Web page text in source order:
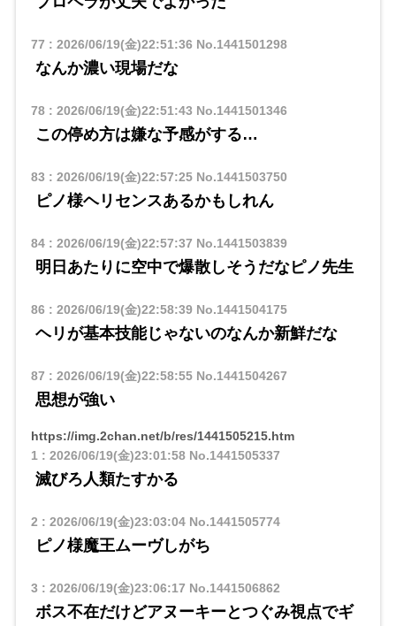
77 : 2026/06/19(金)22:51:36 No.1441501298
なんか濃い現場だな
78: 2026/06/19(金)22:51:43 No.1441501346
この停め方は嫌な予感がする…
83 : 2026/06/19(金)22:57:25No.1441503750
ピノ様ヘリセンスあるかもしれん
84: 2026/06/19(金)22:57:37 No.1441503839
明日あたりに空中で爆散しそうだなピノ先生
86 : 2026/06/19(金)22:58:39No.1441504175
ヘリが基本技能じゃないのなんか新鮮だな
87 : 2026/06/19(金)22:58:55No.1441504267
思想が強い
https://img.2chan.net/b/res/1441505215.htm
1 : 2026/06/19(金)23:01:58No.1441505337
滅びろ人類たすかる
2 : 2026/06/19(金)23:03:04No.1441505774
ピノ様魔王ムーヴしがち
3 : 2026/06/19(金)23:06:17 No.1441506862
ボス不在だけどアヌーキーとつぐみ視点でギ